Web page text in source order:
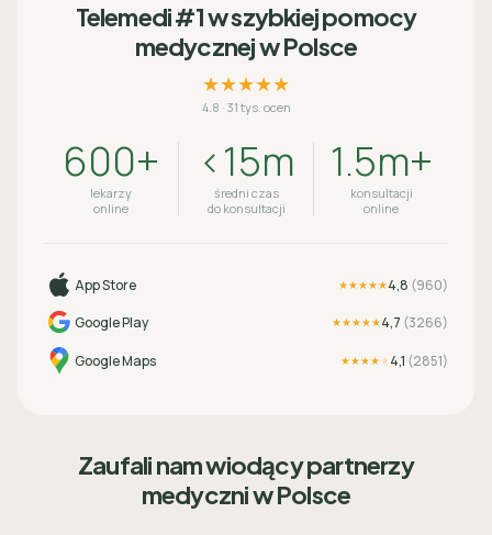
Telemedi #1 w szybkiej pomocy
medycznej w Polsce
★★★★★
4.8 · 31 tys. ocen
600+
lekarzy
online
<15m
średni czas
do konsultacji
1.5m+
konsultacji
online
App Store ★★★★★4,8 (960)
Google Play
★★★★★4,7 (3266)
Google Maps ★★★★★4,1 (2851)
Zaufali nam wiodący partnerzy
medyczni w Polsce